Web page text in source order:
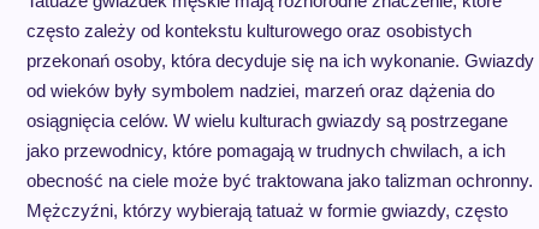
często zależy od kontekstu kulturowego oraz osobistych
przekonań osoby, która decyduje się na ich wykonanie. Gwiazdy
od wieków były symbolem nadziei, marzeń oraz dążenia do
osiągnięcia celów. W wielu kulturach gwiazdy są postrzegane
jako przewodnicy, które pomagają w trudnych chwilach, a ich
obecność na ciele może być traktowana jako talizman ochronny.
Mężczyźni, którzy wybierają tatuaż w formie gwiazdy, często